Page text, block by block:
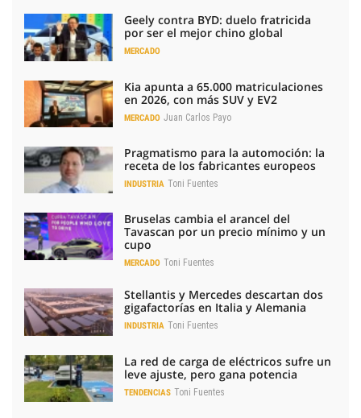
Geely contra BYD: duelo fratricida
por ser el mejor chino global
MERCADO
Kia apunta a 65.000 matriculaciones
en 2026, con más SUV y EV2
MERCADO Juan Carlos Payo
Pragmatismo para la automoción: la
receta de los fabricantes europeos
INDUSTRIA Toni Fuentes
Bruselas cambia el arancel del
Tavascan por un precio mínimo y un
cupo
MERCADO Toni Fuentes
Stellantis y Mercedes descartan dos
gigafactorías en Italia y Alemania
INDUSTRIA Toni Fuentes
La red de carga de eléctricos sufre un
leve ajuste, pero gana potencia
TENDENCIAS Toni Fuentes